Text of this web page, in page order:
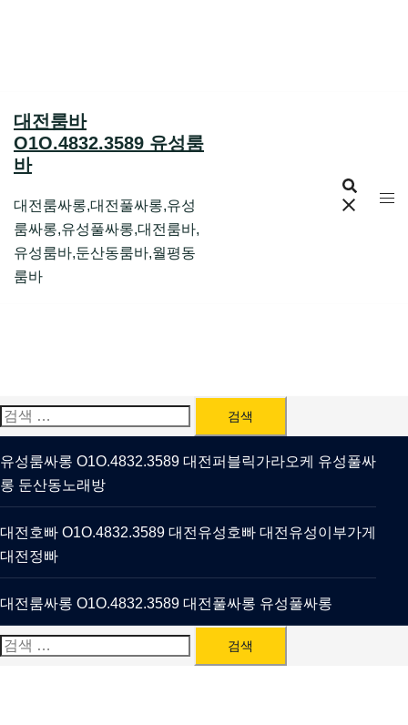
대전룸바
O1O.4832.3589 유성룸
바
대전룸싸롱,대전풀싸롱,유성
룸싸롱,유성풀싸롱,대전룸바,
유성룸바,둔산동룸바,월평동
룸바
검
색:
유성룸싸롱 O1O.4832.3589 대전퍼블릭가라오케 유성풀싸
롱 둔산동노래방
대전호빠 O1O.4832.3589 대전유성호빠 대전유성이부가게
대전정빠
대전룸싸롱 O1O.4832.3589 대전풀싸롱 유성풀싸롱
검